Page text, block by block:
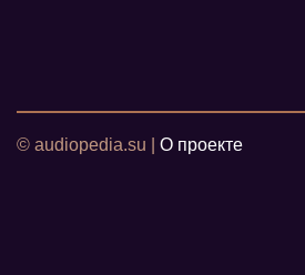
© audiopedia.su | О проекте